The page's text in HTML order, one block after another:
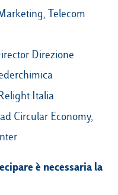
Telecom
Direzione
Italia
Circular Economy,
è necessaria la